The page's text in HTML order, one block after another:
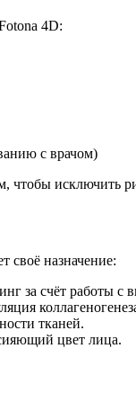
4D:
с врачом)
чтобы исключить
своё назначение:
за счёт работы с
тканей.
цвет лица.